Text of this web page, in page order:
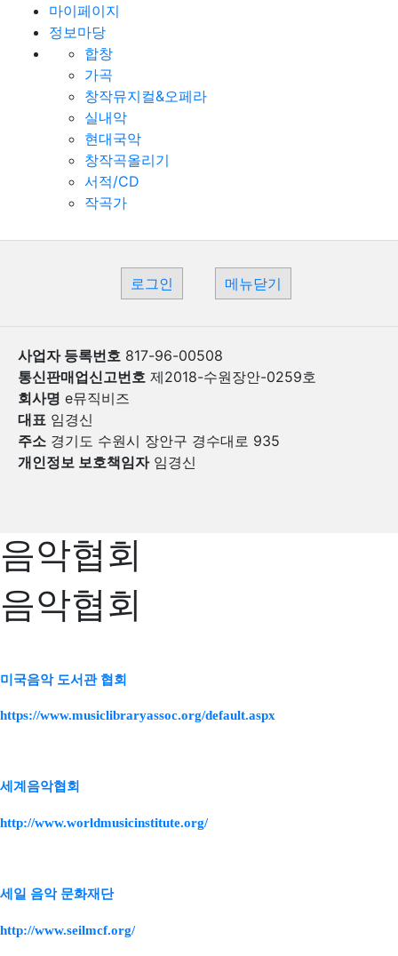
마이페이지
정보마당
합창
가곡
창작뮤지컬&오페라
실내악
현대국악
창작곡올리기
서적/CD
작곡가
로그인 메뉴닫기
사업자 등록번호 817-96-00508
통신판매업신고번호 제2018-수원장안-0259호
회사명 e뮤직비즈
대표 임경신
주소 경기도 수원시 장안구 경수대로 935
개인정보 보호책임자임경신
음악협회
음악협회
미국음악 도서관 협회
https://www.musiclibraryassoc.org/default.aspx
세계음악협회
http://www.worldmusicinstitute.org/
세일 음악 문화재단
http://www.seilmcf.org/